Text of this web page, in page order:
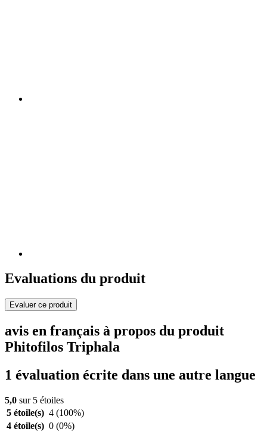
Evaluations du produit
Evaluer ce produit
avis en français à propos du produit
Phitofilos Triphala
1 évaluation écrite dans une autre langue
5,0 sur 5 étoiles
5 étoile(s) 4 (100%)
4 étoile(s) 0 (0%)